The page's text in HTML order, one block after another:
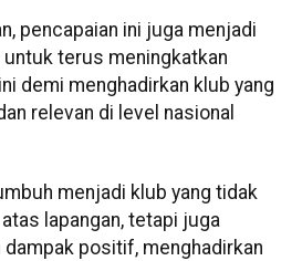
pencapaian ini juga menjadi
terus meningkatkan
demi menghadirkan klub yang
relevan di level nasional
menjadi klub yang tidak
lapangan, tetapi juga
positif, menghadirkan